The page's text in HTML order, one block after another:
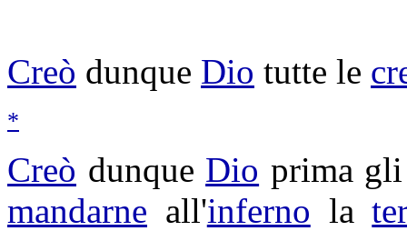
Creò dunque Dio tutte le
*
Creò dunque Dio prima
mandarne all'inferno la